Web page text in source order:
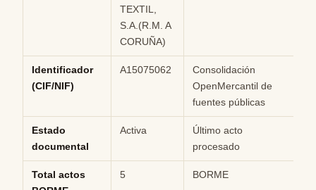
TEXTIL,
S.A.(R.M. A
CORUÑA)
Identificador
(CIF/NIF)
A15075062
Consolidación
OpenMercantil de
fuentes públicas
Estado
documental
Activa
Último acto
procesado
Total actos
5 BORME